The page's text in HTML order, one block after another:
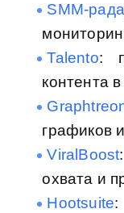
SMM-
Talento:
контента
графиков
ViralBoost
охвата и
Hootsuite: